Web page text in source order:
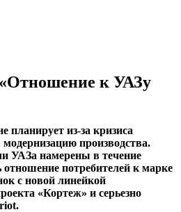
к УАЗу
планирует из-за кризиса
производства.
УАЗа намерены в течение
отношение потребителей к марке
с новой линейкой
«Кортеж» и серьезно